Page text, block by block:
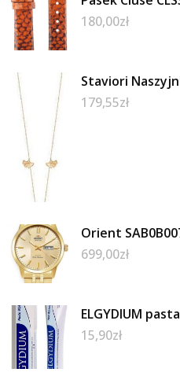
180,00zł
Staviori
179,55zł
Orient
699,00zł
ELGYDIUM
15,90zł